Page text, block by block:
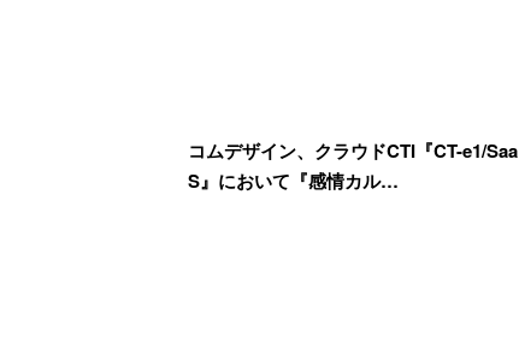
コムデザイン、クラウドCTI『CT-e1/Saa
S』において『感情カル…